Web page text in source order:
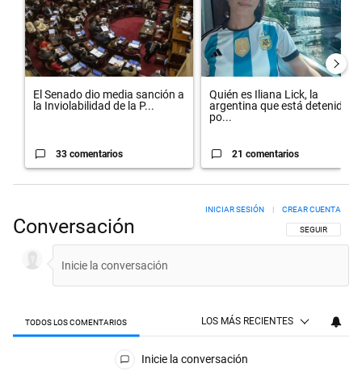
El Senado dio media sanción a
la Inviolabilidad de la P...
33 comentarios
Quién es Iliana Lick, la
argentina que está detenida
po...
21 comentarios
Conversación SIGA ESTA
SEGUIR
INICIAR SESIÓN CREAR CUENTA
TODOS LOS COMENTARIOS LOS MÁS RECIENTES
Todos los comentarios
Inicie la conversación